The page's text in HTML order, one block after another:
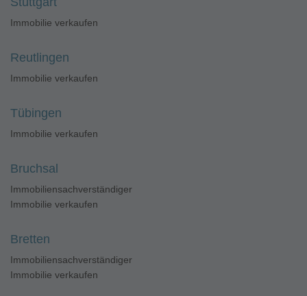
Immobilie verkaufen
Reutlingen
Immobilie verkaufen
Tübingen
Immobilie verkaufen
Bruchsal
Immobiliensachverständiger
Immobilie verkaufen
Bretten
Immobiliensachverständiger
Immobilie verkaufen